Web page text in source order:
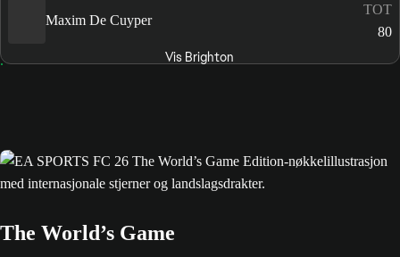
Maxim De Cuyper
TOT
80
Vis Brighton
The World’s Game